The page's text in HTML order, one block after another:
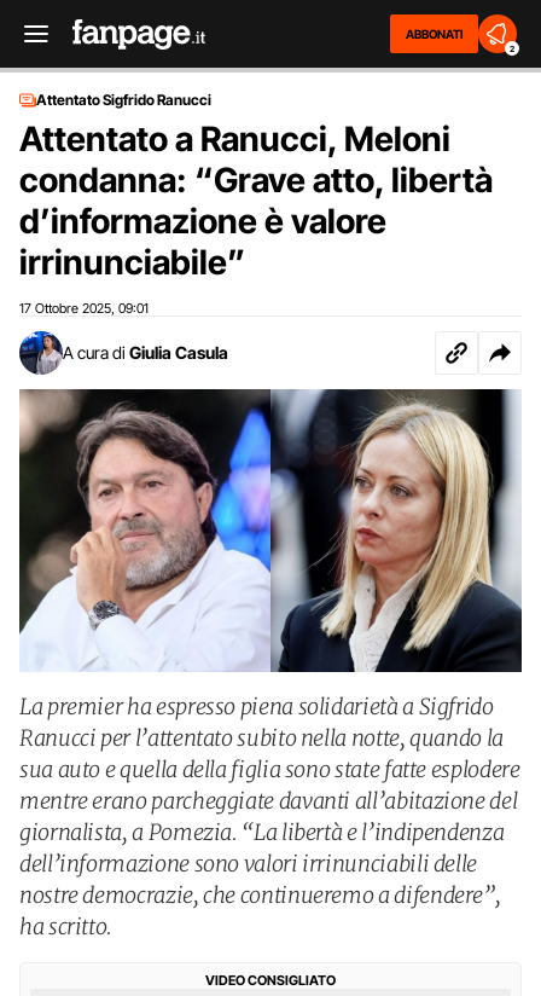
ABBONATI
2
Attentato Sigfrido Ranucci
Attentato a Ranucci, Meloni
condanna: “Grave atto, libertà
d’informazione è valore
irrinunciabile”
17 Ottobre 2025 09:01
A cura di Giulia Casula
La premier ha espresso piena solidarietà a Sigfrido
Ranucci per l’attentato subito nella notte, quando la
sua auto e quella della figlia sono state fatte esplodere
mentre erano parcheggiate davanti all’abitazione del
giornalista, a Pomezia. “La libertà e l’indipendenza
dell’informazione sono valori irrinunciabili delle
nostre democrazie, che continueremo a difendere”,
ha scritto.
VIDEO CONSIGLIATO